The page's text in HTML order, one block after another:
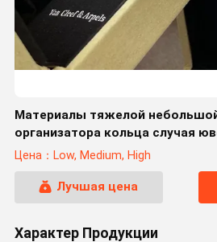
Материалы тяжелой
организатора кольца случая
наградные
Цена：Low, Medium, High
Лучшая цена
Характер Продукции